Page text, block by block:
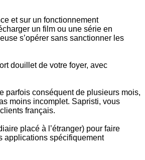
et sur un fonctionnement
un film ou une série en
s’opérer sans sanctionner les
douillet de votre foyer, avec
parfois conséquent de plusieurs mois,
moins incomplet. Sapristi, vous
clients français.
placé à l’étranger) pour faire
applications spécifiquement